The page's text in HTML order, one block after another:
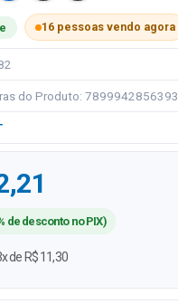
16 pessoas vendo agora
do Produto: 7899942856393
de desconto no PIX)
de R$ 11,30